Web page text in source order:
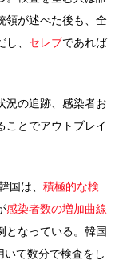
領が述べた後も、全
、 セレブであれば
況の追跡、感染者お
ことでアウトブレイ
国は、積極的な検
感染者数の増加曲線
となっている。韓国
て数分で検査をし